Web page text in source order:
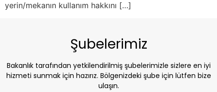
yerin/mekanın kullanım hakkını […]
Şubelerimiz
Bakanlık tarafından yetkilendirilmiş şubelerimizle sizlere en iyi
hizmeti sunmak için hazırız. Bölgenizdeki şube için lütfen bize
ulaşın.